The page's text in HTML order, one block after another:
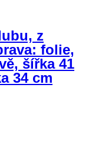
z
folie,
šířka 41
34 cm